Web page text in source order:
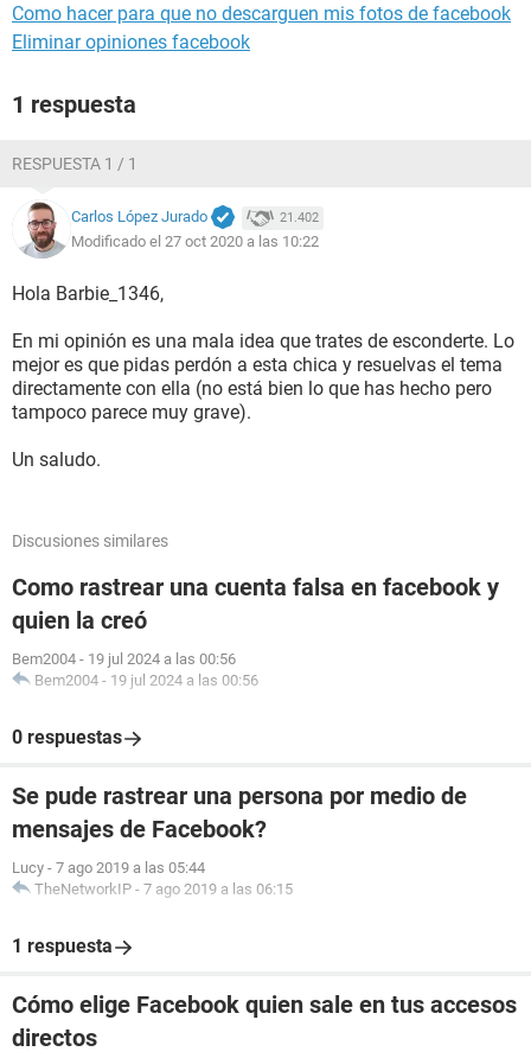
Como hacer para que no descarguen mis fotos de facebook
Eliminar opiniones facebook
1 respuesta
RESPUESTA 1 / 1
Carlos López Jurado 21.402
Modificado el 27 oct 2020 a las 10:22
Hola Barbie_1346,
En mi opinión es una mala idea que trates de esconderte. Lo
mejor es que pidas perdón a esta chica y resuelvas el tema
directamente con ella (no está bien lo que has hecho pero
tampoco parece muy grave).
Un saludo.
Discusiones similares
Como rastrear una cuenta falsa en facebook y
quien la creó
Bem2004 - 19 jul 2024 a las 00:56
Bem2004 - 19 jul 2024 a las 00:56
0 respuestas
Se pude rastrear una persona por medio de
mensajes de Facebook?
Lucy - 7 ago 2019 a las 05:44
TheNetworkIP - 7 ago 2019 a las 06:15
1 respuesta
Cómo elige Facebook quien sale en tus accesos
directos